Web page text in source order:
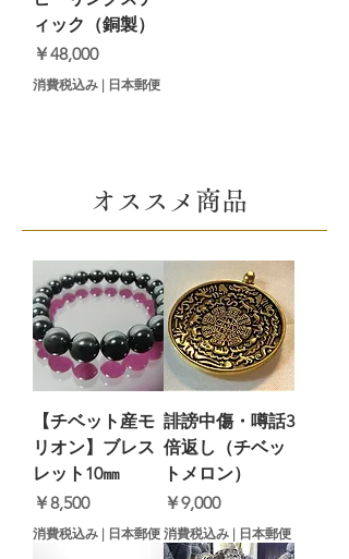
ィック（銅製）
価格
￥48,000
消費税込み | 日本郵便
​オススメ商品
【チベット産モ
リオン】ブレス
レット10㎜
価格
￥8,500
消費税込み | 日本郵便
誹謗中傷・噂話3
倍返し（チベッ
トメロン）
価格
￥9,000
消費税込み | 日本郵便